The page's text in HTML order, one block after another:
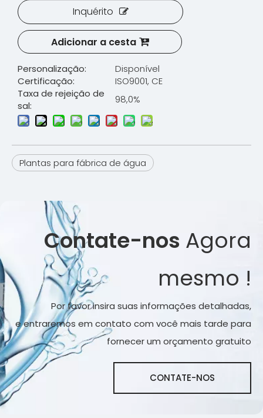
Inquérito
Adicionar a cesta
Personalização:
Disponível
Certificação:
ISO9001, CE
Taxa de rejeição de
sal:
98,0%
Plantas para fábrica de água
Contate-nos Agora
mesmo !
Por favor insira suas informações detalhadas,
e entraremos em contato com você mais tarde para
fornecer um orçamento gratuito
CONTATE-NOS